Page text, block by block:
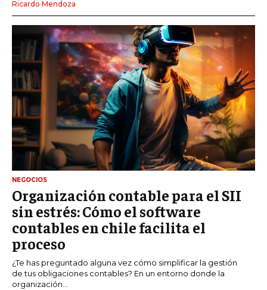
Ricardo Mendoza
NEGOCIOS
Organización contable para el SII
sin estrés: Cómo el software
contables en chile facilita el
proceso
¿Te has preguntado alguna vez cómo simplificar la gestión
de tus obligaciones contables? En un entorno donde la
organización...